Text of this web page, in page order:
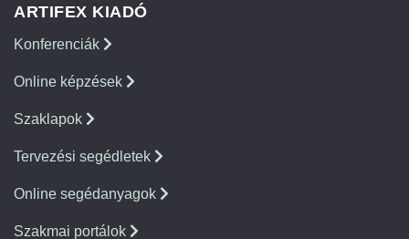
ARTIFEX KIADÓ
Konferenciák
Online képzések
Szaklapok
Tervezési segédletek
Online segédanyagok
Szakmai portálok